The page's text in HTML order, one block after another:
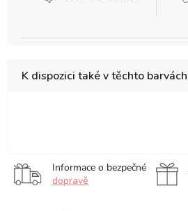
K dispozici také v těchto barvách
Informace o bezpečné
dopravě